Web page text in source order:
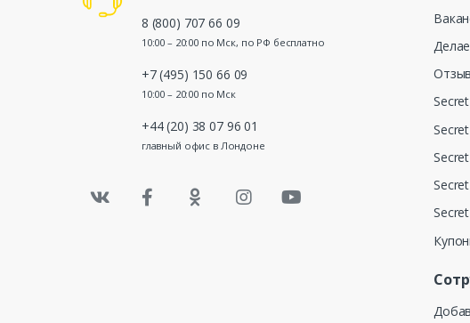
8 (800) 707 66 09
10:00 – 20:00 по Мск, по РФ бесплатно
+7 (495) 150 66 09
10:00 – 20:00 по Мск
+44 (20) 38 07 96 01
главный офис в Лондоне